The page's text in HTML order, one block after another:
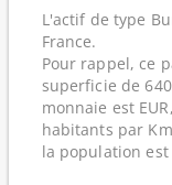
L'actif de type
France.
Pour rappel, ce
superficie de
monnaie est
habitants par
la population